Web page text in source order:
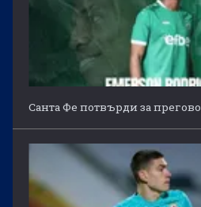
Санта Фе потвърди за